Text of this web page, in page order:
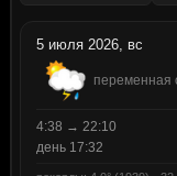
5 июля 2026, вс
переменная
4:38 → 22:10
день 17:32